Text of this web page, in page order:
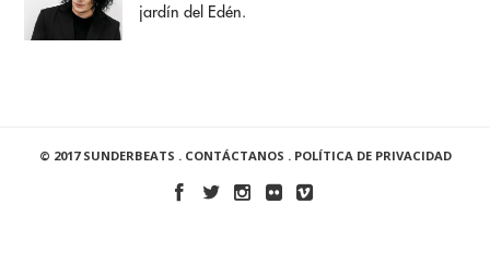
jardín del Edén.
© 2017 SUNDERBEATS . CONTÁCTANOS . POLÍTICA DE PRIVACIDAD